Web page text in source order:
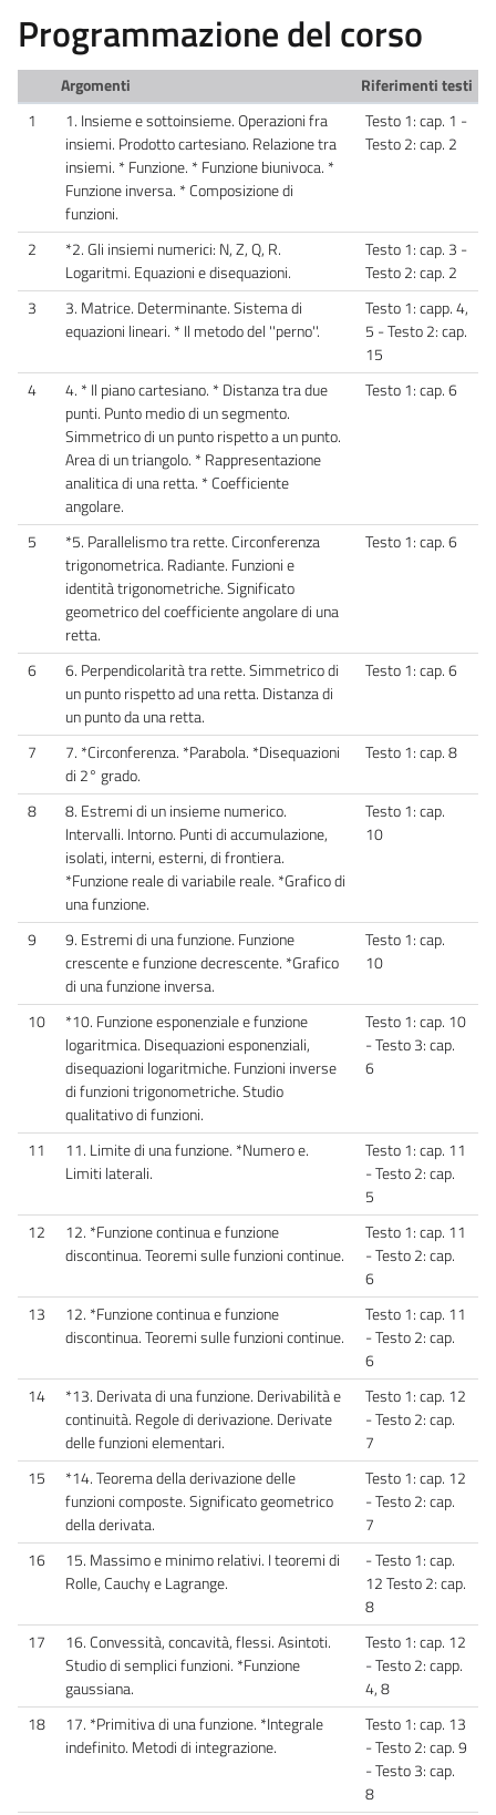
Programmazione del corso
Argomenti
Riferimenti testi
1
1. Insieme e sottoinsieme. Operazioni fra
insiemi. Prodotto cartesiano. Relazione tra
insiemi. * Funzione. * Funzione biunivoca. *
Funzione inversa. * Composizione di
funzioni.
Testo 1: cap. 1 -
Testo 2: cap. 2
2
*2. Gli insiemi numerici: N, Z, Q, R.
Logaritmi. Equazioni e disequazioni.
Testo 1: cap. 3 -
Testo 2: cap. 2
3
3. Matrice. Determinante. Sistema di
equazioni lineari. * Il metodo del ''perno''.
Testo 1: capp. 4,
5 - Testo 2: cap.
15
4
4. * Il piano cartesiano. * Distanza tra due
punti. Punto medio di un segmento.
Simmetrico di un punto rispetto a un punto.
Area di un triangolo. * Rappresentazione
analitica di una retta. * Coefficiente
angolare.
Testo 1: cap. 6
5
*5. Parallelismo tra rette. Circonferenza
trigonometrica. Radiante. Funzioni e
identità trigonometriche. Significato
geometrico del coefficiente angolare di una
retta.
Testo 1: cap. 6
6
6. Perpendicolarità tra rette. Simmetrico di
un punto rispetto ad una retta. Distanza di
un punto da una retta.
Testo 1: cap. 6
7
7. *Circonferenza. *Parabola. *Disequazioni
di 2° grado.
Testo 1: cap. 8
8
8. Estremi di un insieme numerico.
Intervalli. Intorno. Punti di accumulazione,
isolati, interni, esterni, di frontiera.
*Funzione reale di variabile reale. *Grafico di
una funzione.
Testo 1: cap.
10
9
9. Estremi di una funzione. Funzione
crescente e funzione decrescente. *Grafico
di una funzione inversa.
Testo 1: cap.
10
10
*10. Funzione esponenziale e funzione
logaritmica. Disequazioni esponenziali,
disequazioni logaritmiche. Funzioni inverse
di funzioni trigonometriche. Studio
qualitativo di funzioni.
Testo 1: cap. 10
- Testo 3: cap.
6
11
11. Limite di una funzione. *Numero e.
Limiti laterali.
Testo 1: cap. 11
- Testo 2: cap.
5
12
12. *Funzione continua e funzione
discontinua. Teoremi sulle funzioni continue.
Testo 1: cap. 11
- Testo 2: cap.
6
13
12. *Funzione continua e funzione
discontinua. Teoremi sulle funzioni continue.
Testo 1: cap. 11
- Testo 2: cap.
6
14
*13. Derivata di una funzione. Derivabilità e
continuità. Regole di derivazione. Derivate
delle funzioni elementari.
Testo 1: cap. 12
- Testo 2: cap.
7
15
*14. Teorema della derivazione delle
funzioni composte. Significato geometrico
della derivata.
Testo 1: cap. 12
- Testo 2: cap.
7
16
15. Massimo e minimo relativi. I teoremi di
Rolle, Cauchy e Lagrange.
- Testo 1: cap.
12 Testo 2: cap.
8
17
16. Convessità, concavità, flessi. Asintoti.
Studio di semplici funzioni. *Funzione
gaussiana.
Testo 1: cap. 12
- Testo 2: capp.
4, 8
18
17. *Primitiva di una funzione. *Integrale
indefinito. Metodi di integrazione.
Testo 1: cap. 13
- Testo 2: cap. 9
- Testo 3: cap.
8